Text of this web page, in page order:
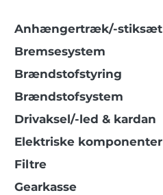
Anhængertræk/-stiksæt
Bremsesystem
Brændstofstyring
Brændstofsystem
Drivaksel/-led & kardan
Elektriske komponenter
Filtre
Gearkasse